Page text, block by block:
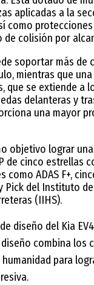
aplicadas a la
como
de colisión por
soportar más de
mientras que
que se extiende a
delanteras y
una mayor
objetivo lograr
de cinco estrellas
ADAS F+,
Pick del Instituto
(IIHS).
diseño del Kia
combina los
para